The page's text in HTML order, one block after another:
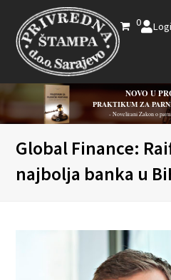
0
NOVO U
PRAKTIKUM ZA
- Novelirani Zakon o
Global Finance:
najbolja banka u